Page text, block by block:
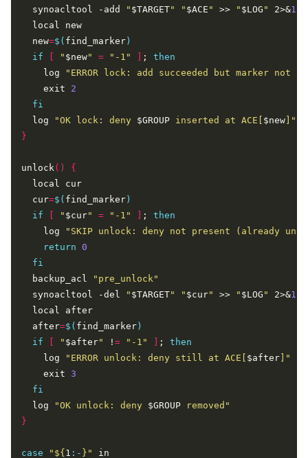
  synoacltool -add
" $TARGET" " $ACE " >> " $LOG " 2>&1
  new
=$( find_marker )
if
" $new" = "-1" ; then
    log
"ERROR lock: add succeeded but marker not
    exit
2
fi
  log
"OK lock: deny $GROUP inserted at ACE[ $new ]"
}
unlock()
{
  cur
=$( find_marker )
if
" $cur" = "-1" ; then
    log
"SKIP unlock: deny not present (already
return 0
fi
  backup_acl
"pre_unlock"
  synoacltool -del
" $TARGET" " $cur" >> " $LOG " 2>&1
  after
=$( find_marker )
if
" $after" ! = "-1" ; then
    log
"ERROR unlock: deny still at ACE[ $after ]"
    exit
3
fi
  log
"OK unlock: deny $GROUP removed"
}
case " ${ 1 :- } "